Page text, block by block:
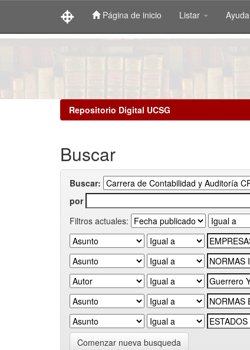
Página de inicio Listar Ayuda
Repositorio Digital UCSG
Buscar
Buscar:
por
Filtros actuales:
Comenzar nueva busqueda